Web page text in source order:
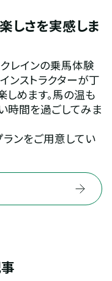
しさを実感しま
レインの乗馬体験
ンストラクターが丁
しめます。馬の温も
時間を過ごしてみま
ンをご用意してい